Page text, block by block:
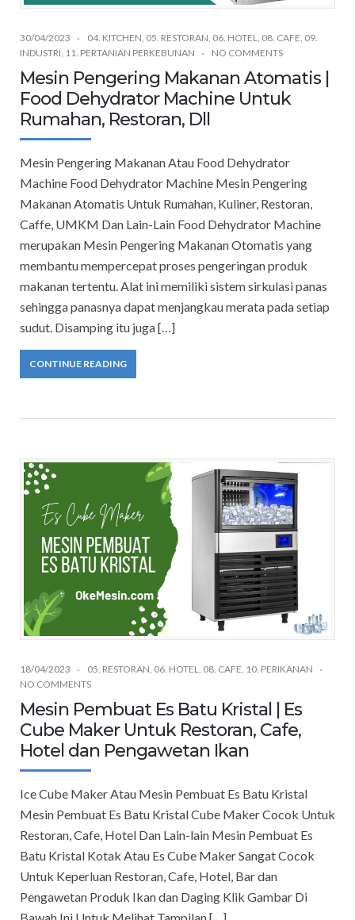
30/04/2023 04. KITCHEN, 05. RESTORAN, 06. HOTEL, 08. CAFE, 09.
INDUSTRI, 11. PERTANIAN PERKEBUNAN NO COMMENTS
Mesin Pengering Makanan Atomatis |
Food Dehydrator Machine Untuk
Rumahan, Restoran, Dll
Mesin Pengering Makanan Atau Food Dehydrator
Machine Food Dehydrator Machine Mesin Pengering
Makanan Atomatis Untuk Rumahan, Kuliner, Restoran,
Caffe, UMKM Dan Lain-Lain Food Dehydrator Machine
merupakan Mesin Pengering Makanan Otomatis yang
membantu mempercepat proses pengeringan produk
makanan tertentu. Alat ini memiliki sistem sirkulasi panas
sehingga panasnya dapat menjangkau merata pada setiap
sudut. Disamping itu juga […]
CONTINUE READING
18/04/2023 05. RESTORAN 06. HOTEL 08. CAFE 10. PERIKANAN
NO COMMENTS
Mesin Pembuat Es Batu Kristal | Es
Cube Maker Untuk Restoran, Cafe,
Hotel dan Pengawetan Ikan
Ice Cube Maker Atau Mesin Pembuat Es Batu Kristal
Mesin Pembuat Es Batu Kristal Cube Maker Cocok Untuk
Restoran, Cafe, Hotel Dan Lain-lain Mesin Pembuat Es
Batu Kristal Kotak Atau Es Cube Maker Sangat Cocok
Untuk Keperluan Restoran, Cafe, Hotel, Bar dan
Pengawetan Produk Ikan dan Daging Klik Gambar Di
Bawah Ini Untuk Melihat Tampilan […]